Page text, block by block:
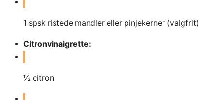
1 spsk ristede mandler eller pinjekerner (valgfrit)
Citronvinaigrette:
½ citron